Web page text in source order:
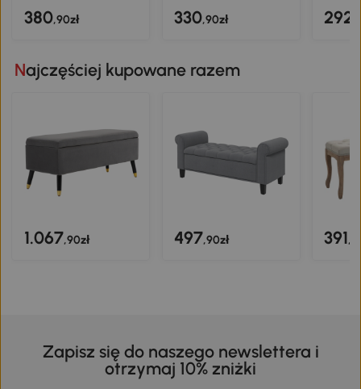
380,90zł 330,90zł
Najczęściej kupowane razem